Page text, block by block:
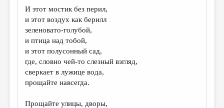
НОВОСТИ
ПРАВИЛА САЙТА
ОТДЕЛЫ И РУБРИКИ
ИЗБРАННОЕ
ДАЙДЖЕСТ
ПРОИЗВЕДЕНИЯ
И этот мостик без перил,
и этот воздух как берилл
зеленовато-голубой,
и птица над тобой,
и этот полусонный сад,
где, словно чей-то слезный взгляд,
сверкает в лужице вода,
прощайте навсегда.
Прощайте улицы, дворы,